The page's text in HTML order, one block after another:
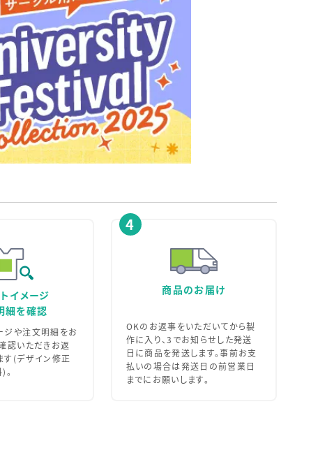
イメージ
細を確認
ジや注文明細をお
認いただきお返
す(デザイン修正
4
商品のお届け
OKのお返事をいただいてから製
作に入り、3でお知らせした発送
日に商品を発送します。事前お支
払いの場合は発送日の前営業日
までにお願いします。